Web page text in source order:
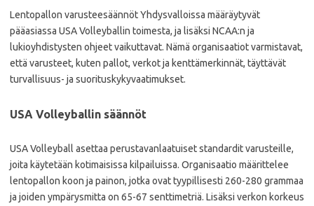
Lentopallon varusteesäännöt Yhdysvalloissa määräytyvät
pääasiassa USA Volleyballin toimesta, ja lisäksi NCAA:n ja
lukioyhdistysten ohjeet vaikuttavat. Nämä organisaatiot varmistavat,
että varusteet, kuten pallot, verkot ja kenttämerkinnät, täyttävät
turvallisuus- ja suorituskykyvaatimukset.
USA Volleyballin säännöt
USA Volleyball asettaa perustavanlaatuiset standardit varusteille,
joita käytetään kotimaisissa kilpailuissa. Organisaatio määrittelee
lentopallon koon ja painon, jotka ovat tyypillisesti 260-280 grammaa
ja joiden ympärysmitta on 65-67 senttimetriä. Lisäksi verkon korkeus